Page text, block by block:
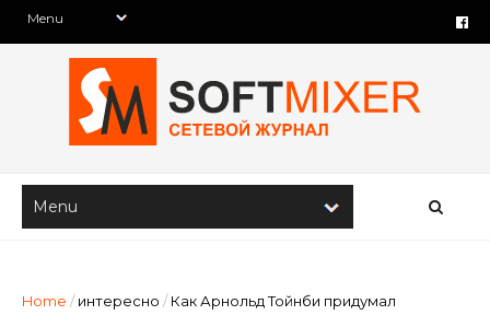
Home / интересно / Как Арнольд Тойнби придумал